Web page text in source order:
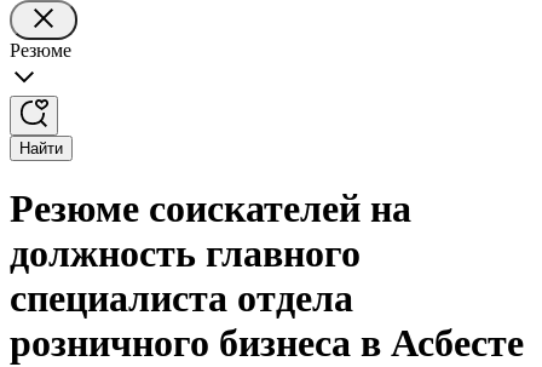
Резюме
Найти
Резюме соискателей на
должность главного
специалиста отдела
розничного бизнеса в Асбесте